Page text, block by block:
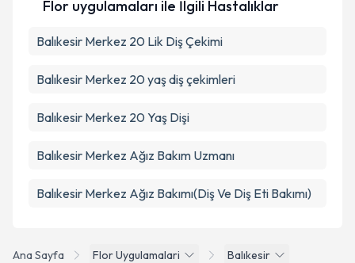
Ana Sayfa Flor Uygulamalari
Balıkesir
Flor uygulamaları ile İlgili Hastalıklar
Balıkesir Merkez 20 Lik Diş Çekimi
Balıkesir Merkez 20 yaş diş çekimleri
Balıkesir Merkez 20 Yaş Dişi
Balıkesir Merkez Ağız Bakım Uzmanı
Balıkesir Merkez Ağız Bakımı(Diş Ve Diş Eti Bakımı)